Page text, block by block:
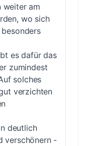
weiter am
wo sich
es dafür das
zumindest
solches
verzichten
deutlich
verschönern -